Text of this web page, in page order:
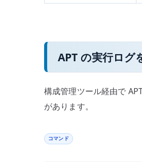
APT の実行ログ
構成管理ツール経由で
があります。
コマンド